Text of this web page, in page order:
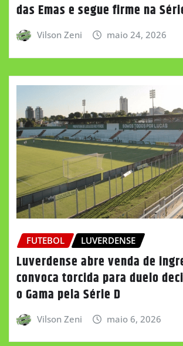
das Emas e segue firme na
Vilson Zeni maio 24, 2026
FUTEBOL LUVERDENSE
Luverdense abre venda de
convoca torcida para duelo
o Gama pela Série D
Vilson Zeni maio 6, 2026